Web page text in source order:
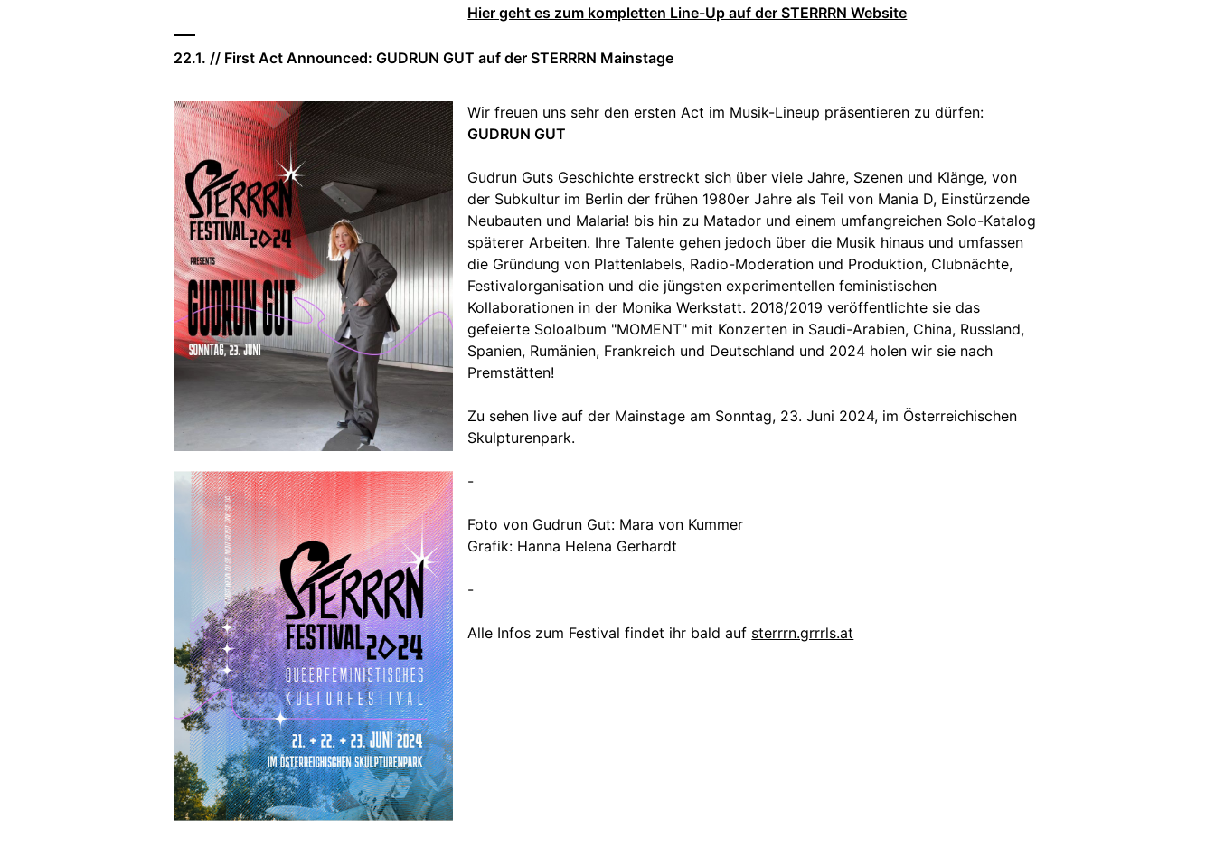
Hier geht es zum kompletten Line-Up auf der STERRRN Website
22.1. // First Act Announced: GUDRUN GUT auf der STERRRN Mainstage
Wir freuen uns sehr den ersten Act im Musik-Lineup präsentieren zu dürfen:
GUDRUN GUT
Gudrun Guts Geschichte erstreckt sich über viele Jahre, Szenen und Klänge, von
der Subkultur im Berlin der frühen 1980er Jahre als Teil von Mania D, Einstürzende
Neubauten und Malaria! bis hin zu Matador und einem umfangreichen Solo-Katalog
späterer Arbeiten. Ihre Talente gehen jedoch über die Musik hinaus und umfassen
die Gründung von Plattenlabels, Radio-Moderation und Produktion, Clubnächte,
Festivalorganisation und die jüngsten experimentellen feministischen
Kollaborationen in der Monika Werkstatt. 2018/2019 veröffentlichte sie das
gefeierte Soloalbum "MOMENT" mit Konzerten in Saudi-Arabien, China, Russland,
Spanien, Rumänien, Frankreich und Deutschland und 2024 holen wir sie nach
Premstätten!
Zu sehen live auf der Mainstage am Sonntag, 23. Juni 2024, im Österreichischen
Skulpturenpark.
-
Foto von Gudrun Gut: Mara von Kummer
Grafik: Hanna Helena Gerhardt
-
Alle Infos zum Festival findet ihr bald auf sterrrn.grrrls.at